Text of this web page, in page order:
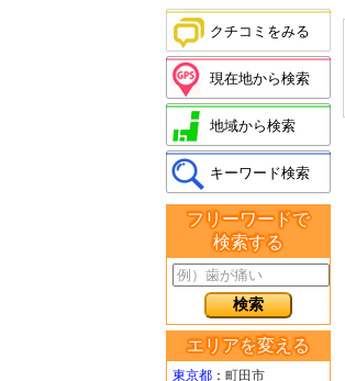
クチコミをみる
現在地から検索
地域から検索
キーワード検索
フリーワードで
検索する
エリアを変える
東京都： 町田市